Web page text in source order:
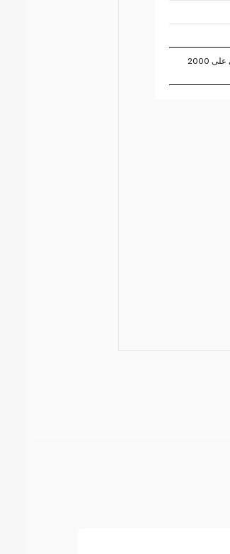
تستند النسبة المئوية للقيم اليومية على نظام غذائي يحتوي على 2000